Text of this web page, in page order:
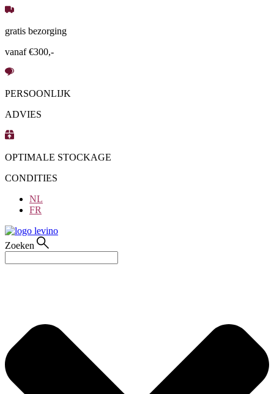
Ga
de
gratis bezorging
vanaf €300,-
PERSOONLIJK
ADVIES
OPTIMALE STOCKAGE
CONDITIES
NL
FR
Zoeken